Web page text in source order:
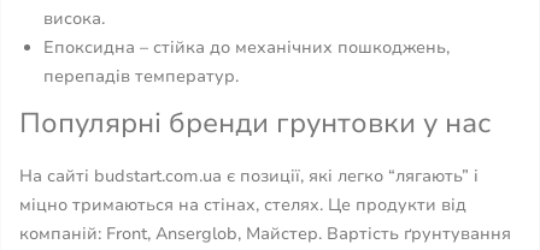
висока.
Епоксидна – стійка до механічних пошкоджень,
перепадів температур.
Популярні бренди грунтовки у нас
На сайті budstart.com.ua є позиції, які легко “лягають” і
міцно тримаються на стінах, стелях. Це продукти від
компаній: Front, Anserglob, Майстер. Вартість ґрунтування